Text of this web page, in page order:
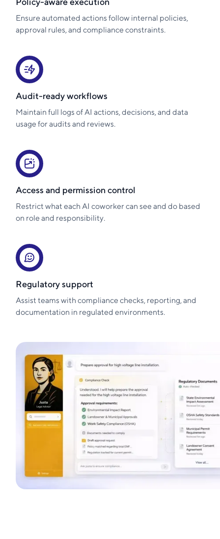
Ensure automated actions follow internal policies,
approval rules, and compliance constraints.
Audit-ready workflows
Maintain full logs of AI actions, decisions, and data
usage for audits and reviews.
Access and permission control
Restrict what each AI coworker can see and do based
on role and responsibility.
Regulatory support
Assist teams with compliance checks, reporting, and
documentation in regulated environments.